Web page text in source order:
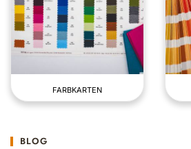
FARBKARTEN
BLOG